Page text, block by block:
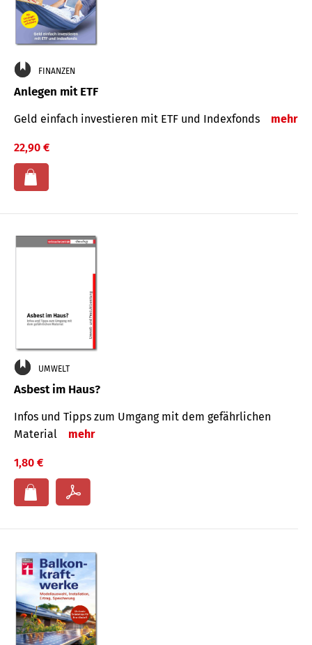
FINANZEN
Anlegen mit ETF
Geld einfach investieren mit ETF und Indexfonds mehr
22,90 €
UMWELT
Asbest im Haus?
Infos und Tipps zum Um­gang mit dem ge­fähr­lichen
Mate­rial
mehr
1,80 €